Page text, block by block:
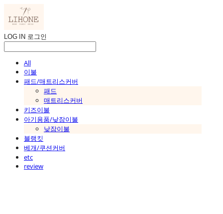
LOG IN 로그인
All
이불
패드/매트리스커버
패드
매트리스커버
키즈이불
아기용품/낮잠이불
낮잠이불
블랭킷
베개/쿠션커버
etc
review